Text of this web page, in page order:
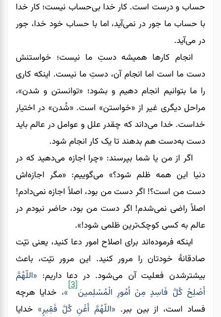
حساب و درست است. کار خدا بی‌حساب نیست؛ کار خدا
با حساب ما جور در نمی‌‌‌‌‌‌آید، اما با حساب خود خدا، جور
در می‌‌‌‌‌‌آید.
انجام کارها همیشه دستِ ما نیست؛ خواستنش
دست ما است اما انجام آن، دستِ ما نیست. اینکه کاری
را ما بتوانیم انجام دهیم و بشود؛ «توانستن و شدن»،
مراحل دیگری غیر از «خواستن» است. «شُدن» در اختیار
خداست. خدا می‌داند که چقدر علل و عوامل در عالم باید
دست به‌دست هم بدهند تا یک کار انجام شود.
اگر از من یا شما بپرسند: «چرا اجازه می‌‌‌‌‌‌دهید که در
دنیا این همه ظلم شود؟» می‌‌‌‌‌‌گوییم: «مگر اجازه‌اش
دست من است؟! اگر دست من بود، اصلاً اجازه نمی‌‌‌‌‌‌دادم!
اصلاً راضی نمی‌شدم! اگر دست من بود، حاضر نبودم در
عالم به کسی کوچک‌ترین ظلمی‌‌‌‌‌‌ شود!».
اینکه فرموده‌اند برای اصلاح امور دعا کنید، یعنی نیّت
صادقانۀ خودتان را مرور کنید. این مرور نیّت، باعث
بیشترشدن فعلیت آن می‌شود. در دعا داریم: «اللّهُمَّ
أَصْلِحْ کُلَّ فَاسِدٍ مِنْ اُمُورِ الْمُسْلِمینَ
[3]
»، خدایا هرچه
فساد است، از بین ببر. «اللّهُمَّ أَغْنِ کُلَّ فَقِیرٍ» خدایا